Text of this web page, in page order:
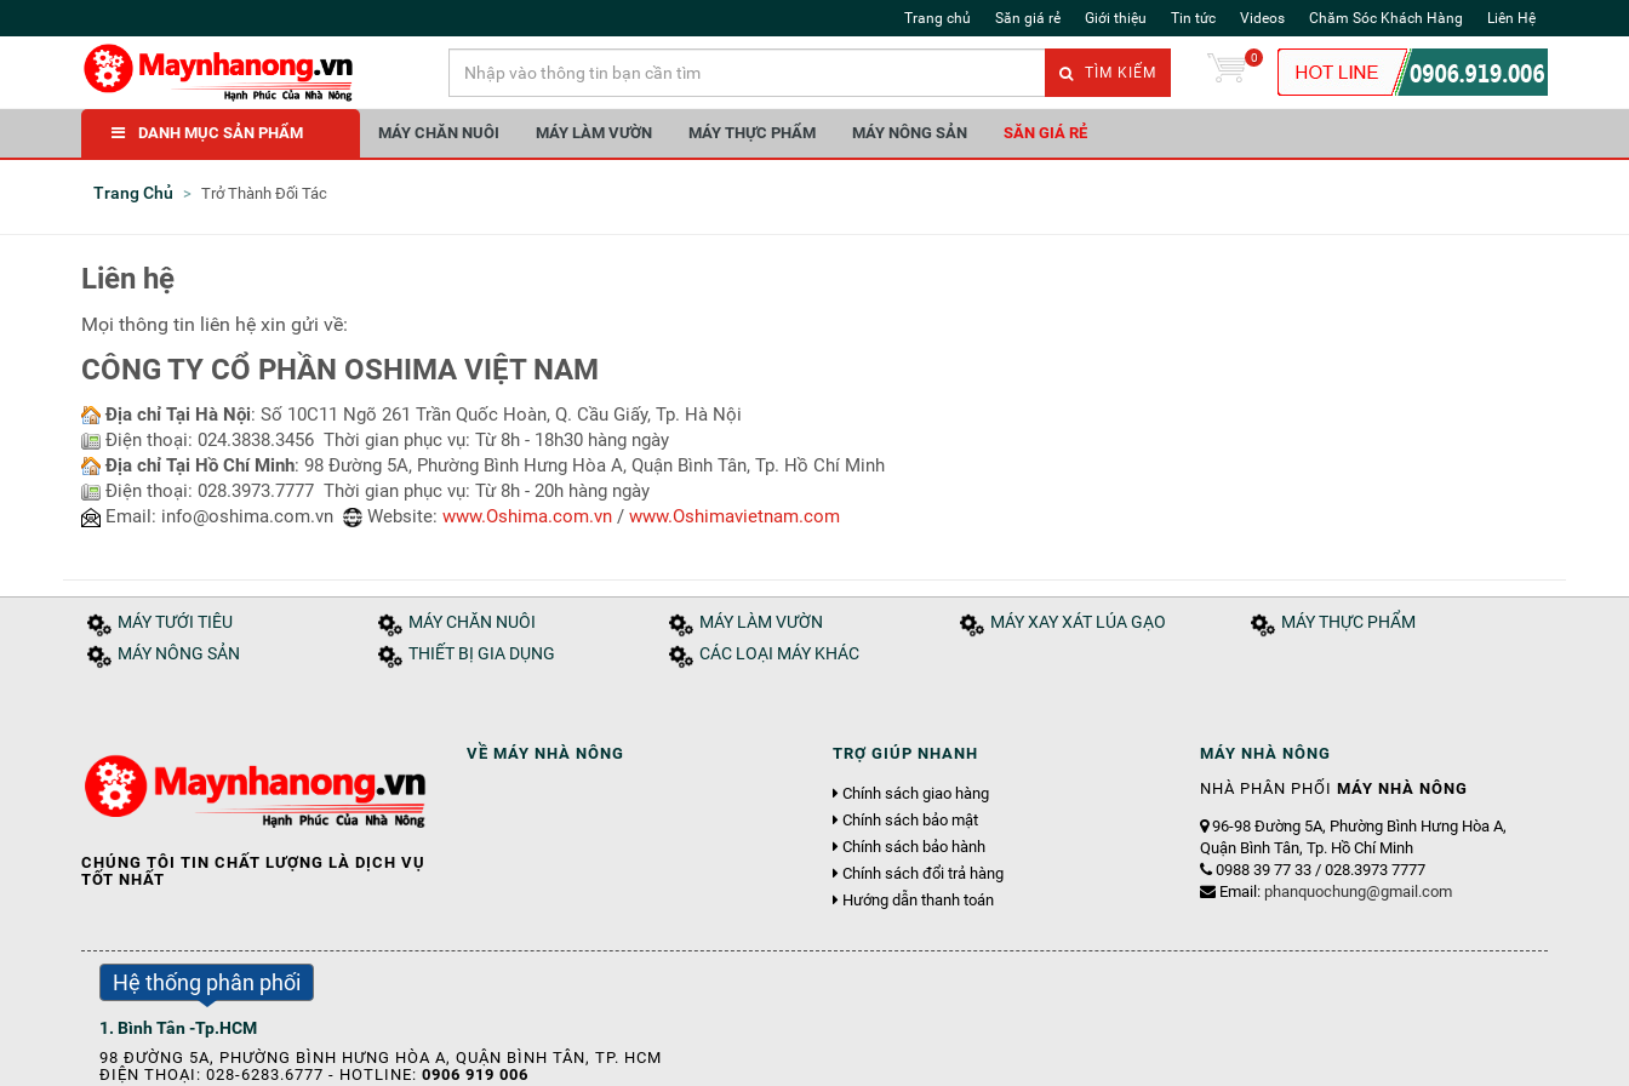
Trang chủ Săn giá rẻ Giới thiệu Tin tức Videos Chăm Sóc Khách Hàng Liên Hệ
TÌM KIẾM
0
DANH MỤC SẢN PHẨM MÁY CHĂN NUÔI MÁY LÀM VƯỜN MÁY THỰC PHẨM MÁY NÔNG SẢN SĂN GIÁ RẺ
Trang Chủ Trở Thành Đối Tác
Liên hệ
Mọi thông tin liên hệ xin gửi về:
CÔNG TY CỔ PHẦN OSHIMA VIỆT NAM
Địa chỉ Tại Hà Nội: Số 10C11 Ngõ 261 Trần Quốc Hoàn, Q. Cầu Giấy, Tp. Hà Nội
Điện thoại: 024.3838.3456 Thời gian phục vụ: Từ 8h - 18h30 hàng ngày
Địa chỉ Tại Hồ Chí Minh: 98 Đường 5A, Phường Bình Hưng Hòa A, Quận Bình Tân, Tp. Hồ Chí Minh
Điện thoại: 028.3973.7777 Thời gian phục vụ: Từ 8h - 20h hàng ngày
Email: info@oshima.com.vn Website: www.Oshima.com.vn / www.Oshimavietnam.com
MÁY TƯỚI TIÊU MÁY CHĂN NUÔI MÁY LÀM VƯỜN MÁY XAY XÁT LÚA GẠO
MÁY THỰC PHẨM
MÁY NÔNG SẢN
THIẾT BỊ GIA DỤNG CÁC LOẠI MÁY KHÁC
CHÚNG TÔI TIN CHẤT LƯỢNG LÀ DỊCH VỤ
TỐT NHẤT
VỀ MÁY NHÀ NÔNG TRỢ GIÚP NHANH
Chính sách giao hàng
Chính sách bảo mật
Chính sách bảo hành
Chính sách đổi trả hàng
Hướng dẫn thanh toán
MÁY NHÀ NÔNG
NHÀ PHÂN PHỐI MÁY NHÀ NÔNG
96-98 Đường 5A, Phường Bình Hưng Hòa A,
Quận Bình Tân, Tp. Hồ Chí Minh
0988 39 77 33 / 028.3973 7777
Email: phanquochung@gmail.com
Hệ thống phân phối
1. Bình Tân -Tp.HCM
98 ĐƯỜNG 5A, PHƯỜNG BÌNH HƯNG HÒA A, QUẬN BÌNH TÂN, TP. HCM
ĐIỆN THOẠI: 028-6283.6777 - HOTLINE: 0906 919 006